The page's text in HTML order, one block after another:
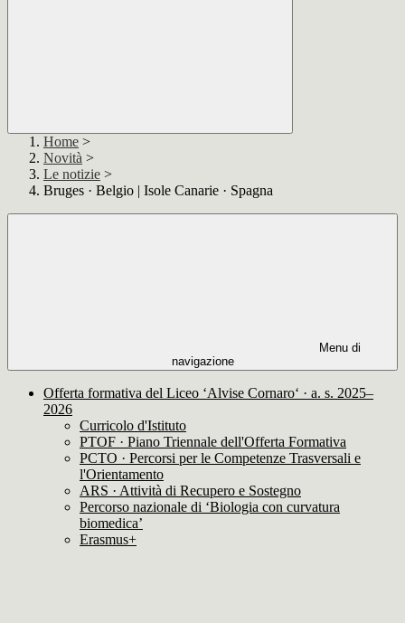
Home >
Novità >
Le notizie >
Bruges · Belgio | Isole Canarie · Spagna
Menu di
navigazione
Offerta formativa del Liceo ‘Alvise Cornaro‘ · a. s. 2025–
2026
Curricolo d'Istituto
PTOF · Piano Triennale dell'Offerta Formativa
PCTO · Percorsi per le Competenze Trasversali e
l'Orientamento
ARS · Attività di Recupero e Sostegno
Percorso nazionale di ‘Biologia con curvatura
biomedica’
Erasmus+